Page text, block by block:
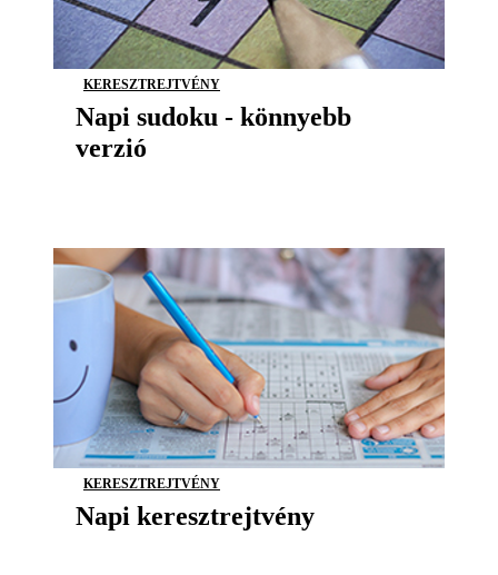
KERESZTREJTVÉNY
Napi sudoku - könnyebb
verzió
KERESZTREJTVÉNY
Napi keresztrejtvény